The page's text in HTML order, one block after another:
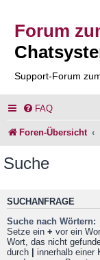
Forum
Support-Forum
FAQ
Foren-Übersicht
Suche
SUCHANFRAGE
Suche nach Wörtern:
Setze ein + vor ein
Wort, das nicht
durch | innerhalb einer